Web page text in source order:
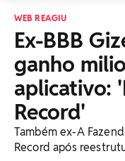
WEB REAGIU
Ex-BBB
ganho
aplicativo:
Record'
Também ex-A
Record após